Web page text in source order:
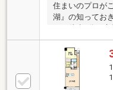
住まいのプロが
湖』の知ってお
マンション8階
「1LDK」。
す。●洋室は約
て利用可能です
玄関は、シュー